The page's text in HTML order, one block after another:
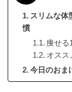
スリムな体
慣
痩せる
オスス
今日のおま